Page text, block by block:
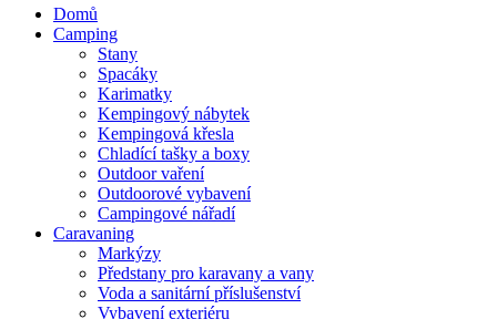
Domů
Camping
Stany
Spacáky
Karimatky
Kempingový nábytek
Kempingová křesla
Chladící tašky a boxy
Outdoor vaření
Outdoorové vybavení
Campingové nářadí
Caravaning
Markýzy
Předstany pro karavany a vany
Voda a sanitární příslušenství
Vybavení exteriéru